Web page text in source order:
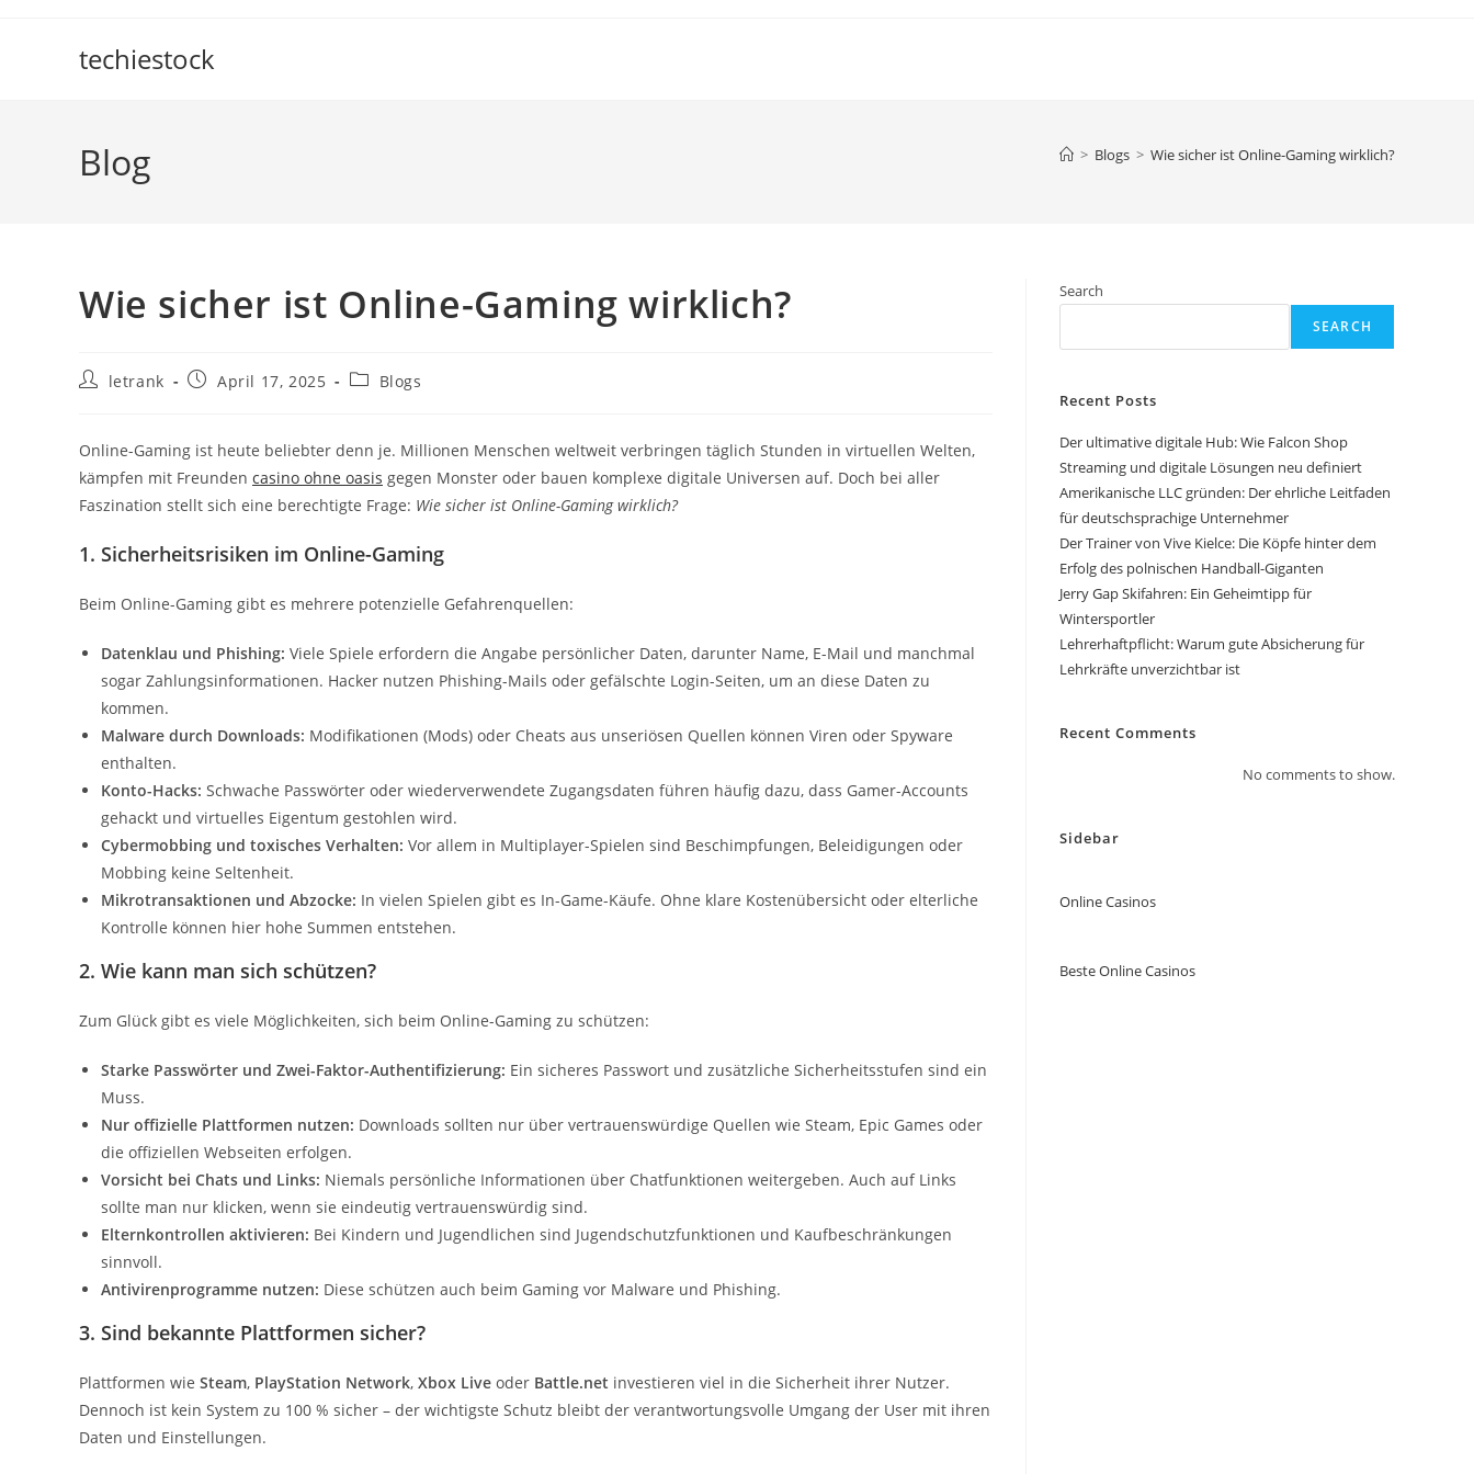
techiestock
Blog > Blogs > Wie sicher ist Online-Gaming wirklich?
Wie sicher ist Online-Gaming wirklich?
Postletrank
PostApril 17, 2025
PostBlogs
Online-Gaming ist heute beliebter denn je. Millionen Menschen weltweit verbringen täglich Stunden in virtuellen Welten,
kämpfen mit Freunden casino ohne oasis gegen Monster oder bauen komplexe digitale Universen auf. Doch bei aller
Faszination stellt sich eine berechtigte Frage: Wie sicher ist Online-Gaming wirklich?
1. Sicherheitsrisiken im Online-Gaming
Beim Online-Gaming gibt es mehrere potenzielle Gefahrenquellen:
Datenklau und Phishing: Viele Spiele erfordern die Angabe persönlicher Daten, darunter Name, E-Mail und manchmal
sogar Zahlungsinformationen. Hacker nutzen Phishing-Mails oder gefälschte Login-Seiten, um an diese Daten zu
kommen.
Malware durch Downloads: Modifikationen (Mods) oder Cheats aus unseriösen Quellen können Viren oder Spyware
enthalten.
Konto-Hacks: Schwache Passwörter oder wiederverwendete Zugangsdaten führen häufig dazu, dass Gamer-Accounts
gehackt und virtuelles Eigentum gestohlen wird.
Cybermobbing und toxisches Verhalten: Vor allem in Multiplayer-Spielen sind Beschimpfungen, Beleidigungen oder
Mobbing keine Seltenheit.
Mikrotransaktionen und Abzocke: In vielen Spielen gibt es In-Game-Käufe. Ohne klare Kostenübersicht oder elterliche
Kontrolle können hier hohe Summen entstehen.
2. Wie kann man sich schützen?
Zum Glück gibt es viele Möglichkeiten, sich beim Online-Gaming zu schützen:
Starke Passwörter und Zwei-Faktor-Authentifizierung: Ein sicheres Passwort und zusätzliche Sicherheitsstufen sind ein
Muss.
Nur offizielle Plattformen nutzen: Downloads sollten nur über vertrauenswürdige Quellen wie Steam, Epic Games oder
die offiziellen Webseiten erfolgen.
Vorsicht bei Chats und Links: Niemals persönliche Informationen über Chatfunktionen weitergeben. Auch auf Links
sollte man nur klicken, wenn sie eindeutig vertrauenswürdig sind.
Elternkontrollen aktivieren: Bei Kindern und Jugendlichen sind Jugendschutzfunktionen und Kaufbeschränkungen
sinnvoll.
Antivirenprogramme nutzen: Diese schützen auch beim Gaming vor Malware und Phishing.
3. Sind bekannte Plattformen sicher?
Plattformen wie Steam, PlayStation Network, Xbox Live oder Battle.net investieren viel in die Sicherheit ihrer Nutzer.
Dennoch ist kein System zu 100 % sicher – der wichtigste Schutz bleibt der verantwortungsvolle Umgang der User mit ihren
Daten und Einstellungen.
Search
SEARCH
Recent Posts
Der ultimative digitale Hub: Wie Falcon Shop
Streaming und digitale Lösungen neu definiert
Amerikanische LLC gründen: Der ehrliche Leitfaden
für deutschsprachige Unternehmer
Der Trainer von Vive Kielce: Die Köpfe hinter dem
Erfolg des polnischen Handball-Giganten
Jerry Gap Skifahren: Ein Geheimtipp für
Wintersportler
Lehrerhaftpflicht: Warum gute Absicherung für
Lehrkräfte unverzichtbar ist
Recent Comments
No comments to show.
Sidebar
Online Casinos
Beste Online Casinos